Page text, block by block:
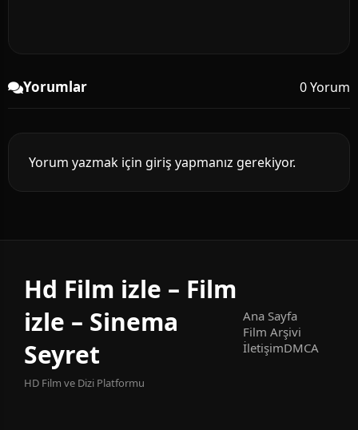
Yorumlar 0 Yorum
Yorum yazmak için giriş yapmanız gerekiyor.
Hd Film izle – Film
izle – Sinema
Seyret
HD Film ve Dizi Platformu
Ana Sayfa
Film Arşivi
İletişimDMCA